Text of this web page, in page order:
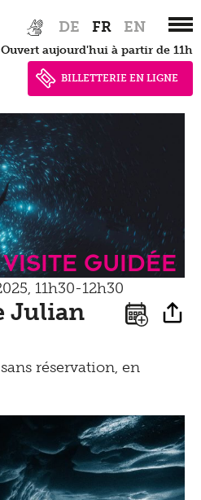
DE FR EN
Ouvert aujourd'hui à partir de 11h
BILLETTERIE EN LIGNE
Visite guidée
11h30-12h30
Julian
réservation, en